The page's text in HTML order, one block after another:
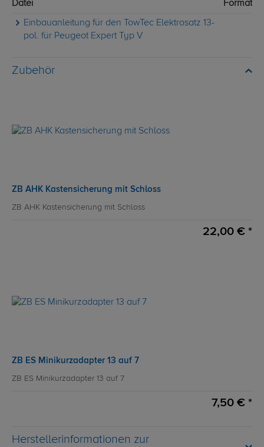
Datei Format
Einbauanleitung für den TowTec Elektrosatz 13-
pol. für Peugeot Expert Typ V
Zubehör
ZB AHK Kastensicherung mit Schloss
ZB AHK Kastensicherung mit Schloss
22,00 € *
ZB ES Minikurzadapter 13 auf 7
ZB ES Minikurzadapter 13 auf 7
7,50 € *
Herstellerinformationen zur